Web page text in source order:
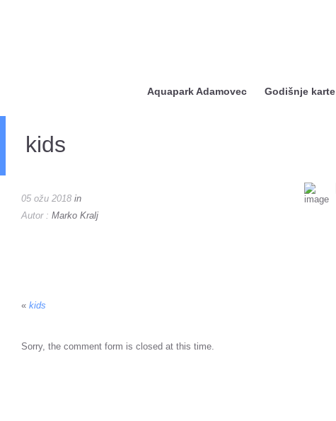
Aquapark Adamovec Godišnje karte
kids
05 ožu 2018 in
Autor : Marko Kralj
« kids
Sorry, the comment form is closed at this time.